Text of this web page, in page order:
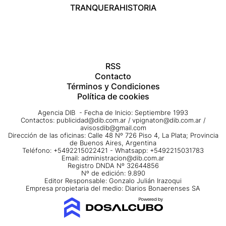
TRANQUERAHISTORIA
RSS
Contacto
Términos y Condiciones
Política de cookies
Agencia DIB - Fecha de Inicio: Septiembre 1993
Contactos: publicidad@dib.com.ar / vpignaton@dib.com.ar /
avisosdib@gmail.com
Dirección de las oficinas: Calle 48 Nº 726 Piso 4, La Plata; Provincia
de Buenos Aires, Argentina
Teléfono: +5492215022421 - Whatsapp: +5492215031783
Email: administracion@dib.com.ar
Registro DNDA Nº 32644856
Nº de edición: 9.890
Editor Responsable: Gonzalo Julián Irazoqui
Empresa propietaria del medio: Diarios Bonaerenses SA